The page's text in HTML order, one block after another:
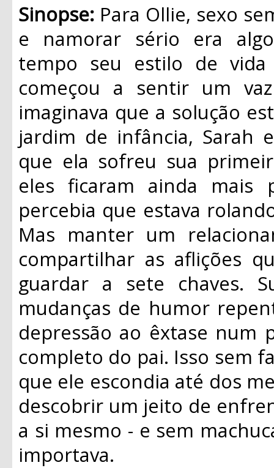
Sinopse: Para Ollie, sexo
e namorar sério era
tempo seu estilo de vida
começou a sentir um
imaginava que a solução
jardim de infância, Sarah
que ela sofreu sua
eles ficaram ainda
percebia que estava
Mas manter um
compartilhar as aflições
guardar a sete chaves.
mudanças de humor
depressão ao êxtase num
completo do pai. Isso sem
que ele escondia até dos
descobrir um jeito de
a si mesmo - e sem
importava.